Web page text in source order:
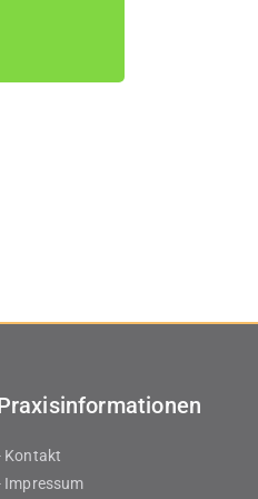
Kontakt
Impressum